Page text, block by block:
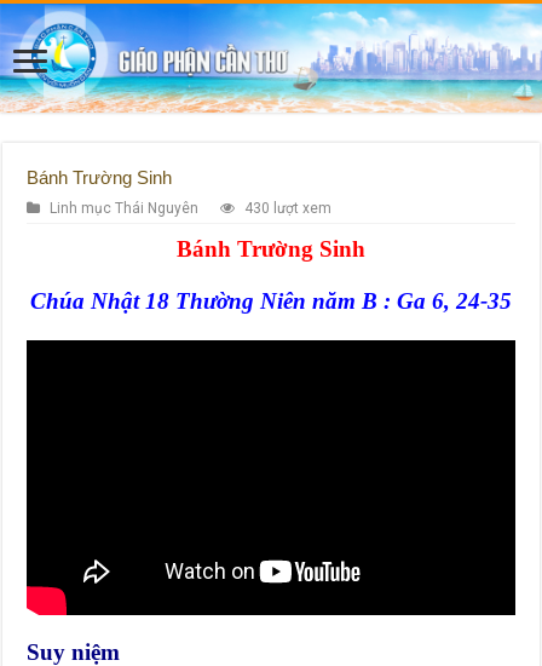
Bánh Trường Sinh
Linh mục Thái Nguyên 430 lượt xem
Bánh Trường Sinh
Chúa Nhật 18 Thường Niên năm B : Ga 6, 24-35
Suy niệm